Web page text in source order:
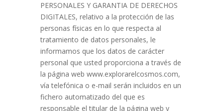
PERSONALES Y GARANTIA DE DERECHOS
DIGITALES, relativo a la protección de las
personas físicas en lo que respecta al
tratamiento de datos personales, le
informamos que los datos de carácter
personal que usted proporciona a través de
la página web www.explorarelcosmos.com,
vía telefónica o e-mail serán incluidos en un
fichero automatizado del que es
responsable el titular de la página web y